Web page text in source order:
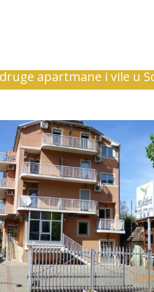
apartmane i vile u